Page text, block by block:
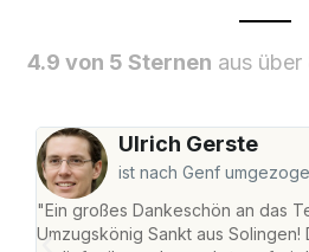
4.9 von 5 Sternen aus
Ulrich Gerste
ist nach Genf
"Ein großes Dankeschön an das
Umzugskönig Sankt aus Solingen!